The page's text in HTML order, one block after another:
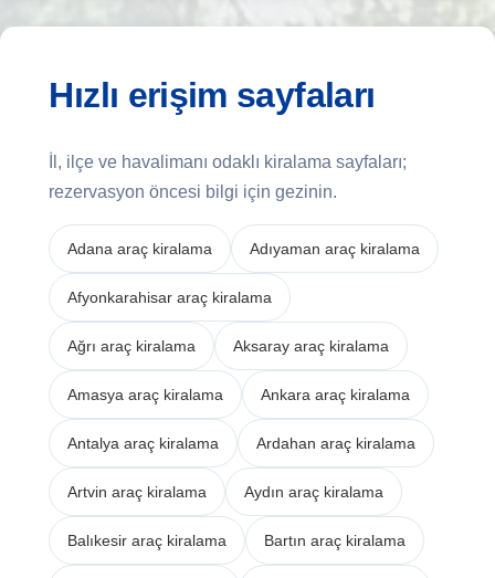
Hızlı erişim sayfaları
İl, ilçe ve havalimanı odaklı kiralama sayfaları;
rezervasyon öncesi bilgi için gezinin.
Adana araç kiralama Adıyaman araç kiralama
Afyonkarahisar araç kiralama
Ağrı araç kiralama Aksaray araç kiralama
Amasya araç kiralama Ankara araç kiralama
Antalya araç kiralama Ardahan araç kiralama
Artvin araç kiralama Aydın araç kiralama
Balıkesir araç kiralama Bartın araç kiralama